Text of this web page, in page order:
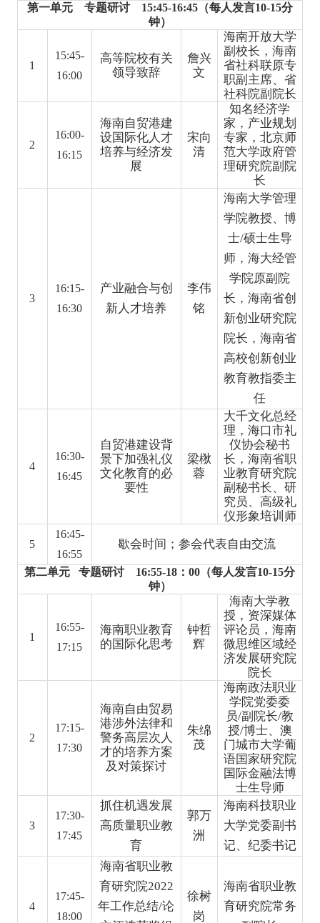
第一单元 专题研讨 15:45-16:45（每人发言10-15分
钟）
1
15:45-
16:00
高等院校有关
领导致辞
詹兴
文
海南开放大学
副校长 ，海南
省社科联原专
职副主席、省
社科院副院长
2
16:00-
16:15
海南自贸港建
设国际化人才
培养与经济发
展
宋向
清
知名经济学
家，产业规划
专家，北京师
范大学政府管
理研究院副院
长
3
16:15-
16:30
产业融合与创
新人才培养
李伟
铭
海南大学管理
学院教授、博
士/硕士生导
师，海大经管
学院原副院
长，海南省创
新创业研究院
院长，海南省
高校创新创业
教育教指委主
任
4
16:30-
16:45
自贸港建设背
景下加强礼仪
文化教育的必
要性
梁梑
蓉
大千文化总经
理，海口市礼
仪协会秘书
长，海南省职
业教育研究院
副秘书长、研
究员、高级礼
仪形象培训师
5
16:45-
16:55
歇会时间；参会代表自由交流
第二单元 专题研讨 16:55-18：00 （每人发言10-15分
钟）
1
16:55-
17:15
海南职业教育
的国际化思考
钟哲
辉
海南大学教
授，资深媒体
评论员，海南
微思维区域经
济发展研究院
院长
2
17:15-
17:30
海南自由贸易
港涉外法律和
警务高层次人
才的培养方案
及对策探讨
朱绵
茂
海南政法职业
学院党委委
员/副院长/教
授/博士、澳
门城市大学葡
语国家研究院
国际金融法博
士生导师
3
17:30-
17:45
抓住机遇发展
高质量职业教
育
郭万
洲
海南科技职业
大学党委副书
记、纪委书记
4
17:45-
18:00
海南省职业教
育研究院2022
年工作总结/论
徐树
岗
海南省职业教
育研究院常务